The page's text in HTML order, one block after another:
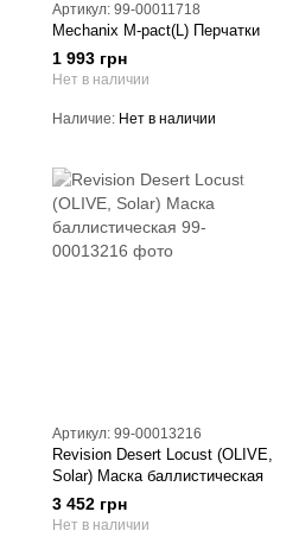
Артикул: 99-00011718
Mechanix M-pact(L) Перчатки
1 993 грн
Нет в наличии
Наличие Нет в наличии
Артикул: 99-00013216
Revision Desert Locust (OLIVE,
Solar) Маска баллистическая
3 452 грн
Нет в наличии